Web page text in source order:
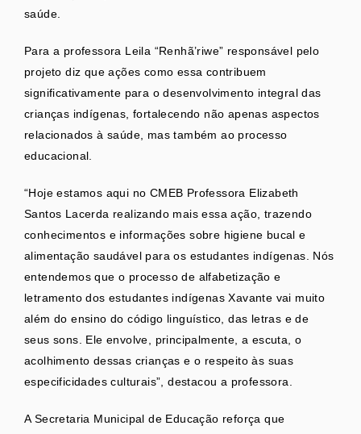
saúde.
Para a professora Leila “Renhã’riwe” responsável pelo
projeto diz que ações como essa contribuem
significativamente para o desenvolvimento integral das
crianças indígenas, fortalecendo não apenas aspectos
relacionados à saúde, mas também ao processo
educacional.
“Hoje estamos aqui no CMEB Professora Elizabeth
Santos Lacerda realizando mais essa ação, trazendo
conhecimentos e informações sobre higiene bucal e
alimentação saudável para os estudantes indígenas. Nós
entendemos que o processo de alfabetização e
letramento dos estudantes indígenas Xavante vai muito
além do ensino do código linguístico, das letras e de
seus sons. Ele envolve, principalmente, a escuta, o
acolhimento dessas crianças e o respeito às suas
especificidades culturais”, destacou a professora.
A Secretaria Municipal de Educação reforça que